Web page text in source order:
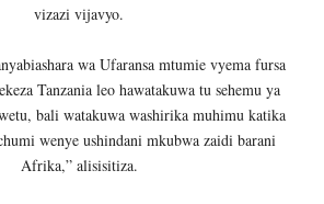
vizazi vijavyo.
wa Ufaransa mtumie vyema fursa
Tanzania leo hawatakuwa tu sehemu ya
bali watakuwa washirika muhimu katika
wenye ushindani mkubwa zaidi barani
Afrika,” alisisitiza.